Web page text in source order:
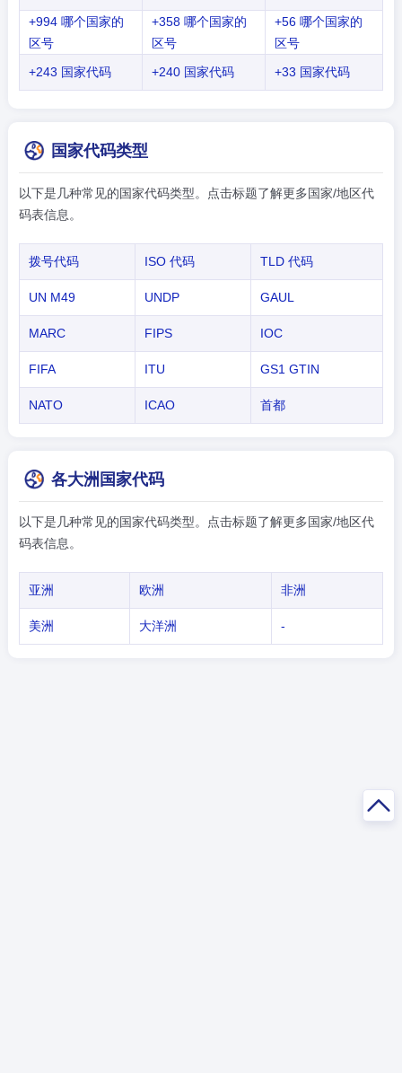
+994 哪个国家的
区号
+358 哪个国家的
区号
+56 哪个国家的
区号
+243 国家代码
+240 国家代码 +33 国家代码
国家代码类型
以下是几种常见的国家代码类型。点击标题了解更多国家/地区代
码表信息。
拨号代码 ISO 代码 TLD 代码
UN M49 UNDP GAUL
MARC FIPS IOC
FIFA ITU GS1 GTIN
NATO ICAO 首都
各大洲国家代码
以下是几种常见的国家代码类型。点击标题了解更多国家/地区代
码表信息。
亚洲 欧洲 非洲
美洲 大洋洲 -